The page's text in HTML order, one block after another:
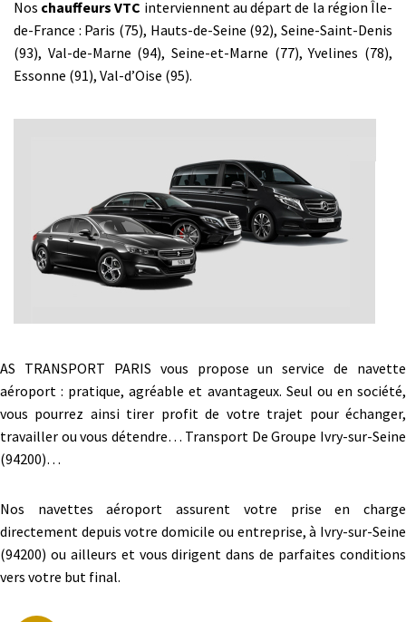
Nos chauffeurs VTC interviennent au départ de la région Île-
de-France : Paris (75), Hauts-de-Seine (92), Seine-Saint-Denis
(93), Val-de-Marne (94), Seine-et-Marne (77), Yvelines (78),
Essonne (91), Val-d’Oise (95).
AS TRANSPORT PARIS vous propose un service de navette
aéroport : pratique, agréable et avantageux. Seul ou en société,
vous pourrez ainsi tirer profit de votre trajet pour échanger,
travailler ou vous détendre… Transport De Groupe Ivry-sur-Seine
(94200)…
Nos navettes aéroport assurent votre prise en charge
directement depuis votre domicile ou entreprise, à Ivry-sur-Seine
(94200) ou ailleurs et vous dirigent dans de parfaites conditions
vers votre but final.